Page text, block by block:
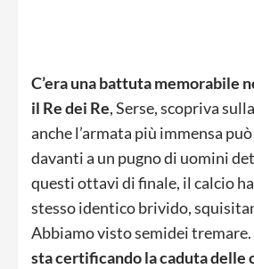
C’era una battuta memorabile
il Re dei Re, Serse, scopriva
anche l’armata più immensa
davanti a un pugno di uomini
questi ottavi di finale, il calcio
stesso identico brivido,
Abbiamo visto semidei tremare.
sta certificando la caduta delle